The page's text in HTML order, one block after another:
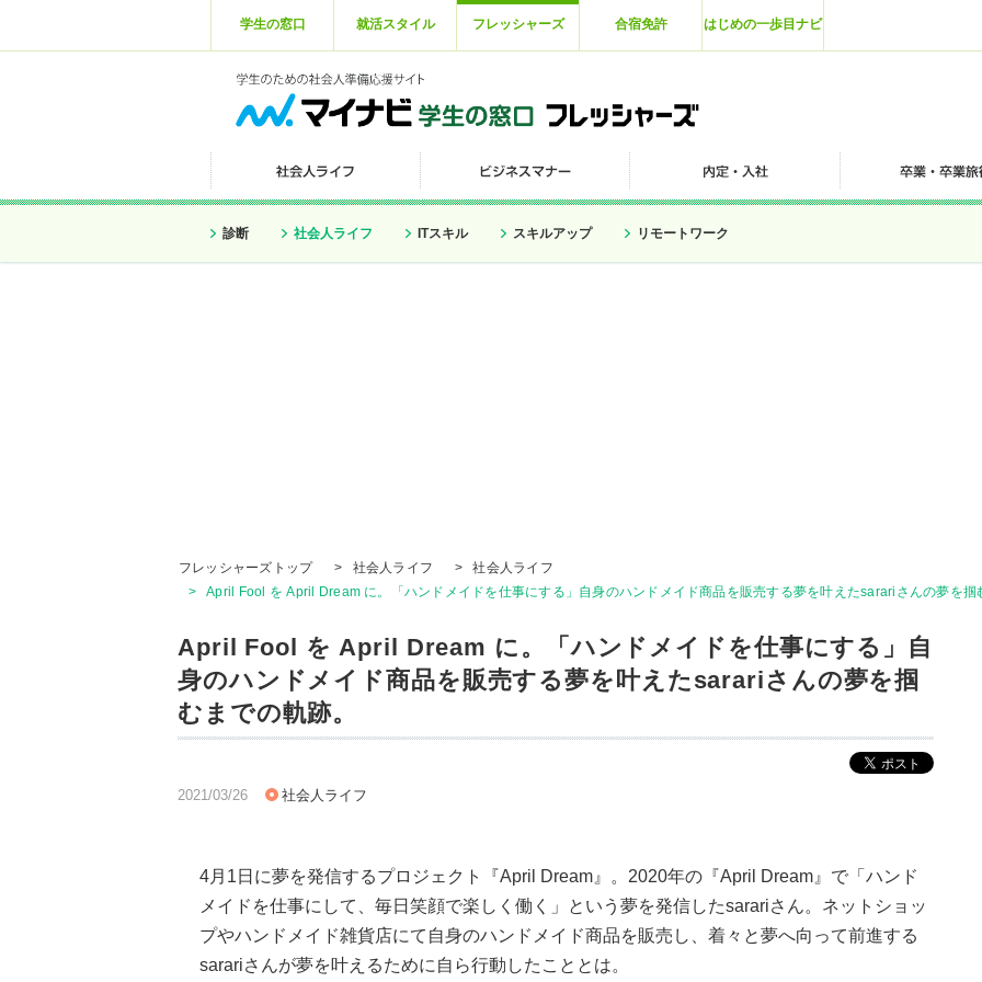
学生の窓口 就活スタイル フレッシャーズ 合宿免許 はじめの一歩目ナビ
診断 社会人ライフ ITスキル スキルアップ リモートワーク
フレッシャーズトップ > 社会人ライフ >
社会人ライフ
>
April Fool を April Dream に。「ハンドメイドを仕事にする」自身のハンドメイド商品を販売する夢を叶えたsarariさんの夢を掴
April Fool を April Dream に。「ハンドメイドを仕事にする」自
身のハンドメイド商品を販売する夢を叶えたsarariさんの夢を掴
むまでの軌跡。
2021/03/26 社会人ライフ
4月1日に夢を発信するプロジェクト『April Dream』。2020年の『April Dream』で「ハンド
メイドを仕事にして、毎日笑顔で楽しく働く」という夢を発信したsarariさん。ネットショッ
プやハンドメイド雑貨店にて自身のハンドメイド商品を販売し、着々と夢へ向って前進する
sarariさんが夢を叶えるために自ら行動したこととは。